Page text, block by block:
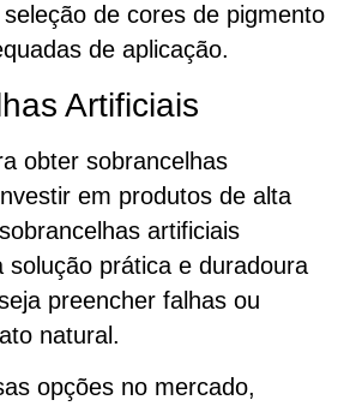
de cores de pigmento
de aplicação.
Artificiais
obter sobrancelhas
em produtos de alta
artificiais
solução prática e duradoura
preencher falhas ou
natural.
opções no mercado,